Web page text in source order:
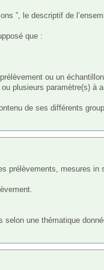
”, le descriptif de
que :
ou un
plusieurs paramètre(s) à
de ses différents
une thématique